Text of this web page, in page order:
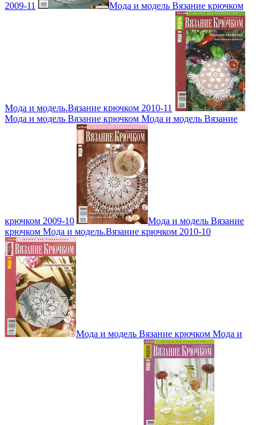
2009-11 Мода и модель Вязание крючком
Мода и модель.Вязание крючком 2010-11
Мода и модель Вязание крючком Мода и модель Вязание
крючком 2009-10
Мода и модель Вязание
крючком Мода и модель.Вязание крючком 2010-10
Мода и модель Вязание крючком Мода и